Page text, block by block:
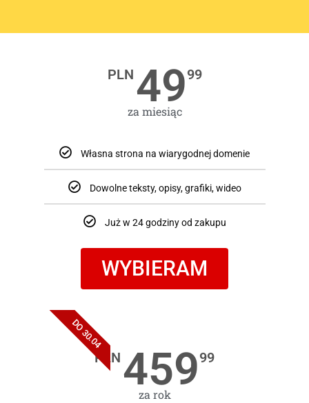
PLN 4999
za miesiąc
Własna strona na wiarygodnej domenie
Dowolne teksty, opisy, grafiki, wideo
Już w 24 godziny od zakupu
WYBIERAM
DO 30.04
PLN 45999
za rok